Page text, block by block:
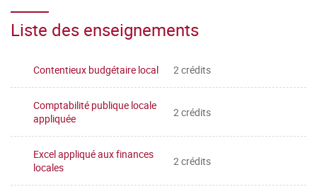
Liste des enseignements
Contentieux budgétaire local 2 crédits
Comptabilité publique locale
appliquée
2 crédits
Excel appliqué aux finances
locales
2 crédits